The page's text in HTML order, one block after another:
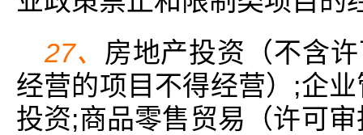
27、 房地产投资（不含
经营的项目不得经营）;企
投资;商品零售贸易（许可